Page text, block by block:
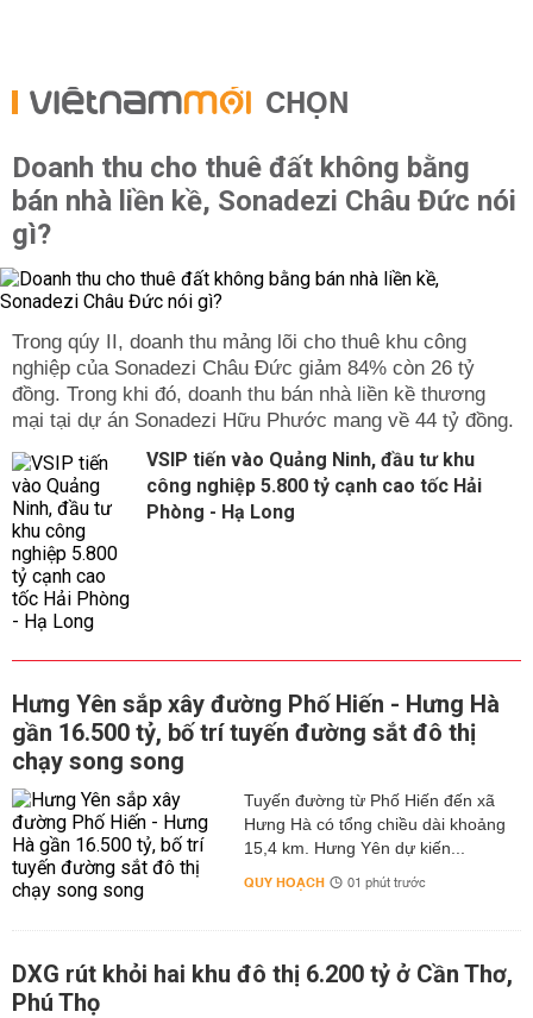
CHỌN
Doanh thu cho thuê đất không bằng
bán nhà liền kề, Sonadezi Châu Đức nói
gì?
Trong qúy II, doanh thu mảng lõi cho thuê khu công
nghiệp của Sonadezi Châu Đức giảm 84% còn 26 tỷ
đồng. Trong khi đó, doanh thu bán nhà liền kề thương
mại tại dự án Sonadezi Hữu Phước mang về 44 tỷ đồng.
VSIP tiến vào Quảng Ninh, đầu tư khu
công nghiệp 5.800 tỷ cạnh cao tốc Hải
Phòng - Hạ Long
Hưng Yên sắp xây đường Phố Hiến - Hưng Hà
gần 16.500 tỷ, bố trí tuyến đường sắt đô thị
chạy song song
Tuyến đường từ Phố Hiến đến xã
Hưng Hà có tổng chiều dài khoảng
15,4 km. Hưng Yên dự kiến...
QUY HOẠCH 01 phút trước
DXG rút khỏi hai khu đô thị 6.200 tỷ ở Cần Thơ,
Phú Thọ